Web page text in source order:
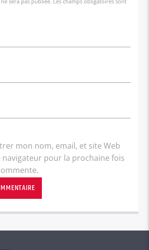
mon nom, email, et site Web
navigateur pour la prochaine fois